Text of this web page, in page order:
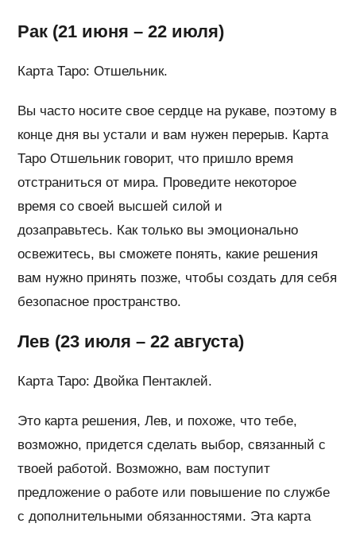
Рак (21 июня – 22 июля)
Карта Таро: Отшельник.
Вы часто носите свое сердце на рукаве, поэтому в
конце дня вы устали и вам нужен перерыв. Карта
Таро Отшельник говорит, что пришло время
отстраниться от мира. Проведите некоторое
время со своей высшей силой и
дозаправьтесь. Как только вы эмоционально
освежитесь, вы сможете понять, какие решения
вам нужно принять позже, чтобы создать для себя
безопасное пространство.
Лев (23 июля – 22 августа)
Карта Таро: Двойка Пентаклей.
Это карта решения, Лев, и похоже, что тебе,
возможно, придется сделать выбор, связанный с
твоей работой. Возможно, вам поступит
предложение о работе или повышение по службе
с дополнительными обязанностями. Эта карта